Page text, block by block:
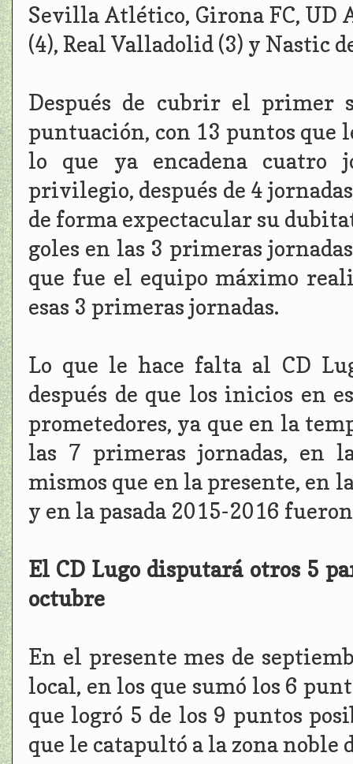
Sevilla Atlético, Girona FC, UD
(4), Real Valladolid (3) y Nastic
Después de cubrir el primer
puntuación, con 13 puntos que
lo que ya encadena cuatro
privilegio, después de 4
de forma expectacular su
goles en las 3 primeras
que fue el equipo máximo
esas 3 primeras jornadas.
Lo que le hace falta al CD
después de que los inicios en
prometedores, ya que en la
las 7 primeras jornadas, en
mismos que en la presente, en
y en la pasada 2015-2016
El CD Lugo disputará otros 5
octubre
En el presente mes de
local, en los que sumó los 6
que logró 5 de los 9 puntos
que le catapultó a la zona noble